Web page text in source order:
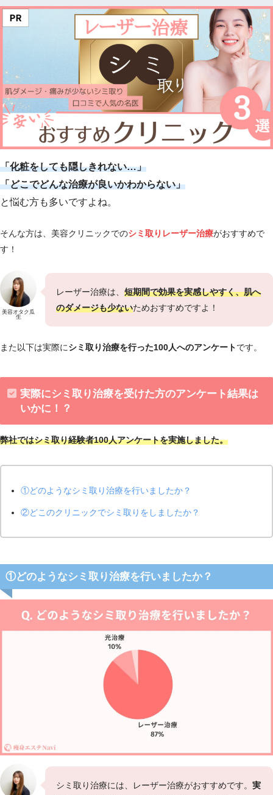
「化粧をしても隠しきれない…」
「どこでどんな治療が良いかわからない」
と悩む方も多いですよね。
そんな方は、美容クリニックでのシミ取りレーザー治療がおすすめで
す！
美容オタク瓜
生
レーザー治療は、短期間で効果を実感しやすく、肌へ
のダメージも少ないためおすすめですよ！
また以下は実際にシミ取り治療を行った100人へのアンケートです。
実際にシミ取り治療を受けた方のアンケート結果は
いかに！？
弊社ではシミ取り経験者100人アンケートを実施しました。
①どのようなシミ取り治療を行いましたか？
②どこのクリニックでシミ取りをしましたか？
①どのようなシミ取り治療を行いましたか？
シミ取り治療には、レーザー治療がおすすめです。実